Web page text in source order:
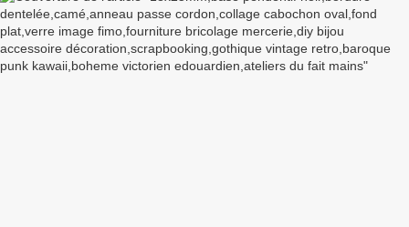
victorien edouardien,ateliers du fait mains